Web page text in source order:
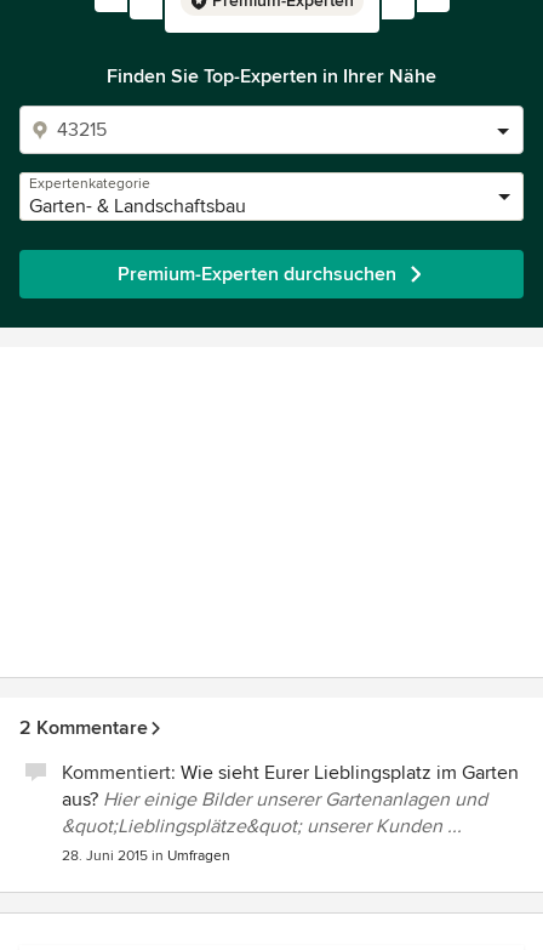
Finden Sie Top-Experten in Ihrer Nähe
Expertenkategorie
Garten- & Landschaftsbau
Premium-Experten durchsuchen
2 Kommentare
Kommentiert: Wie sieht Eurer Lieblingsplatz im Garten
aus? Hier einige Bilder unserer Gartenanlagen und
&quot;Lieblingsplätze&quot; unserer Kunden ...
28. Juni 2015 in Umfragen